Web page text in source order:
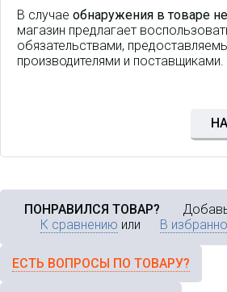
В случае обнаружения в товаре
магазин предлагает
обязательствами,
производителями и поставщиками.
ПОНРАВИЛСЯ ТОВАР?
К сравнению или В
ЕСТЬ ВОПРОСЫ ПО ТОВАРУ?
Умный замок врезной
Smart Lock U1 COFFEE
распознавание